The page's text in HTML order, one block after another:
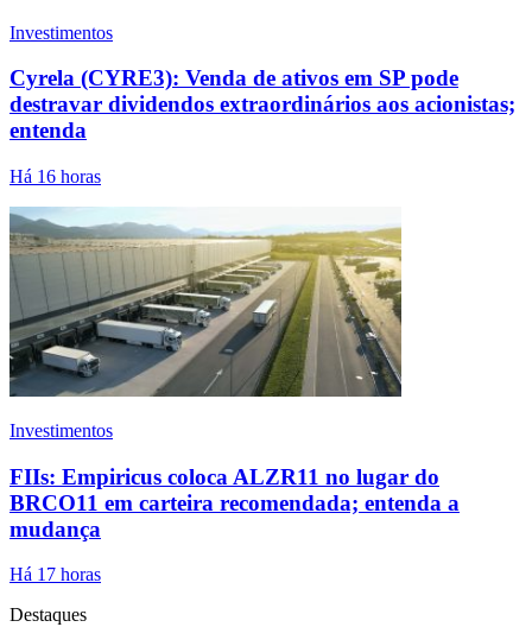
Investimentos
Cyrela (CYRE3): Venda de ativos em SP pode
destravar dividendos extraordinários aos acionistas;
entenda
Há 16 horas
Investimentos
FIIs: Empiricus coloca ALZR11 no lugar do
BRCO11 em carteira recomendada; entenda a
mudança
Há 17 horas
Destaques